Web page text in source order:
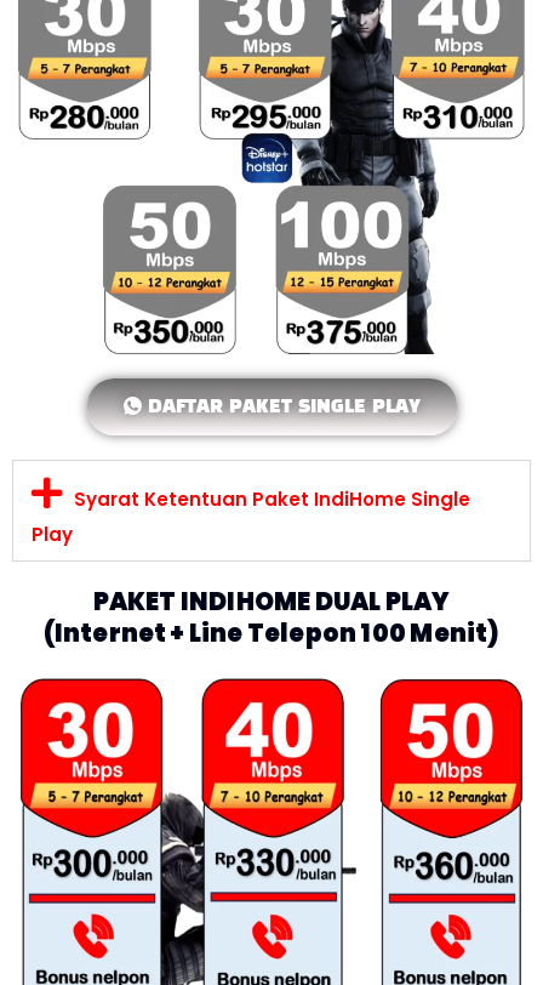
DAFTAR PAKET SINGLE PLAY
Syarat Ketentuan Paket IndiHome Single
Play
PAKET INDIHOME DUAL PLAY
(Internet + Line Telepon 100 Menit)